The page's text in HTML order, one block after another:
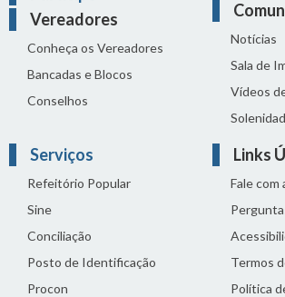
Vereadores
Conheça os Vereadores
Bancadas e Blocos
Conselhos
Notícias
Sala de
Vídeos
Serviços
Refeitório Popular
Sine
Conciliação
Posto de Identificação
Procon
Links
Fale com
Termos
Política